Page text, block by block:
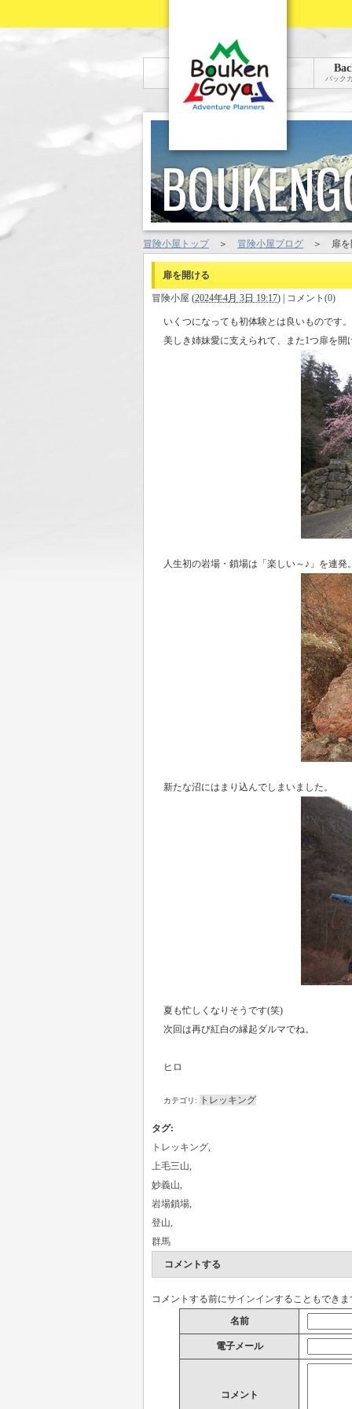
バック
冒険小屋トップ＞ 冒険小屋ブログ ＞ 扉
扉を開ける
冒険小屋 (2024年4月 3日 19:17) コメント(0)
いくつになっても初体験とは良いものです。
美しき姉妹愛に支えられて、また1つ扉を開
人生初の岩場・鎖場は「楽しい～♪」を連発
新たな沼にはまり込んでしまいました。
夏も忙しくなりそうです(笑)
次回は再び紅白の縁起ダルマでね。
ヒロ
カテゴリ: トレッキング
タグ:
トレッキング,
上毛三山,
妙義山,
岩場鎖場,
登山,
群馬
コメントする
コメントする前にサインインすることもできま
名前
電子メール
コメント